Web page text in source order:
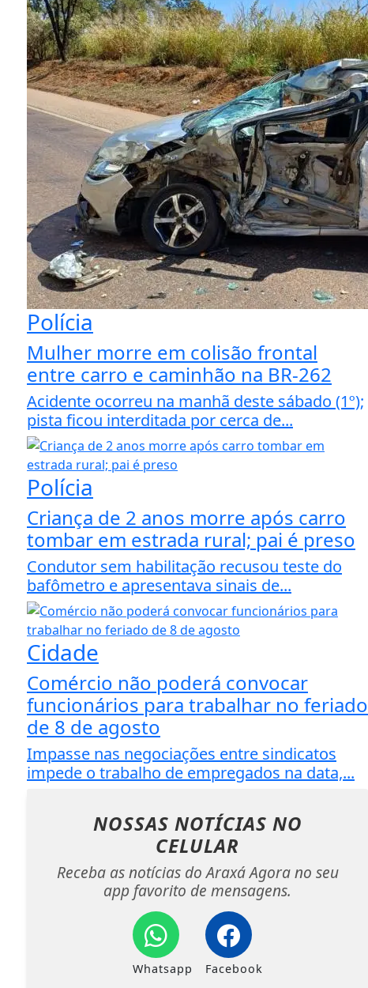
Polícia
Mulher morre em colisão frontal
entre carro e caminhão na BR-262
Acidente ocorreu na manhã deste sábado (1º);
pista ficou interditada por cerca de...
Polícia
Criança de 2 anos morre após carro
tombar em estrada rural; pai é preso
Condutor sem habilitação recusou teste do
bafômetro e apresentava sinais de...
Cidade
Comércio não poderá convocar
funcionários para trabalhar no feriado
de 8 de agosto
Impasse nas negociações entre sindicatos
impede o trabalho de empregados na data,...
NOSSAS NOTÍCIAS NO
CELULAR
Receba as notícias do Araxá Agora no seu
app favorito de mensagens.
Whatsapp Facebook